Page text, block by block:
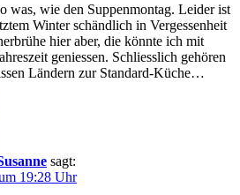
was, wie den Suppenmontag. Leider ist
Winter schändlich in Vergessenheit
hier aber, die könnte ich mit
geniessen. Schliesslich gehören
Ländern zur Standard-Küche…
sagt:
19:28 Uhr